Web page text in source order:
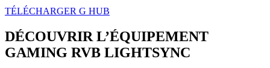
TÉLÉCHARGER G HUB
DÉCOUVRIR L’ÉQUIPEMENT
GAMING RVB LIGHTSYNC